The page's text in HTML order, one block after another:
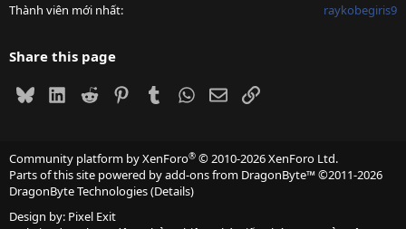
Thành viên mới nhất raykobegiris9
Share this page
BlueskyLinkedIn
Reddit PinterestTumblrWhatsApp
EmailLink
Community platform by XenForo® © 2010-2026 XenForo Ltd.
Parts of this site powered byadd-ons from DragonByte™©2011-2026
DragonByte Technologies(Details)
Design by: Pixel Exit